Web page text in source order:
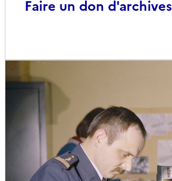
Faire un don d'archives